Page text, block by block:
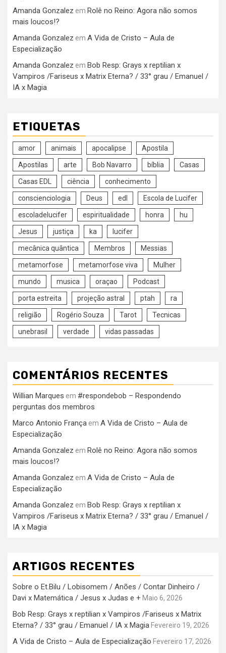
Amanda Gonzalez em Rolê no Reino: Agora não somos
mais loucos!?
Amanda Gonzalez em A Vida de Cristo – Aula de
Especialização
Amanda Gonzalez em Bob Resp: Grays x reptilian x
Vampiros /Fariseus x Matrix Eterna? / 33° grau / Emanuel /
IA x Magia
ETIQUETAS
amor animais apocalipse Apostila
Apostilas arte Bob Navarro bíblia Casas
Casas EDL ciência conhecimento
conscienciologia Deus edl Escola de Lucifer
escoladelucifer espiritualidade honra hu
Jesus justiça ka lucifer
mecânica quântica Membros Messias
metamorfose metamorfose viva Mulher
mundo musica oraçao Podcast
porta estreita projeção astral ptah ra
religião Rogério Souza Tarot Tecnicas
unebrasil verdade vidas passadas
COMENTÁRIOS RECENTES
Willian Marques em #respondebob – Respondendo
perguntas dos membros
Marco Antonio França em A Vida de Cristo – Aula de
Especialização
Amanda Gonzalez em Rolê no Reino: Agora não somos
mais loucos!?
Amanda Gonzalez em A Vida de Cristo – Aula de
Especialização
Amanda Gonzalez em Bob Resp: Grays x reptilian x
Vampiros /Fariseus x Matrix Eterna? / 33° grau / Emanuel /
IA x Magia
ARTIGOS RECENTES
Sobre o Et.Bilu / Lobisomem / Anões / Contar Dinheiro /
Davi x Matemática / Jesus x Judas e + Maio 6, 2026
Bob Resp: Grays x reptilian x Vampiros /Fariseus x Matrix
Eterna? / 33° grau / Emanuel / IA x Magia Fevereiro 19, 2026
A Vida de Cristo – Aula de Especialização Fevereiro 17, 2026